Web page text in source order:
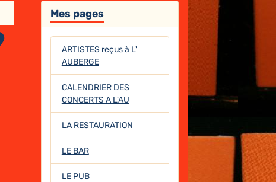
Mes pages
ARTISTES reçus à L'
AUBERGE
CALENDRIER DES
CONCERTS A L'AU
LA RESTAURATION
LE BAR
LE PUB